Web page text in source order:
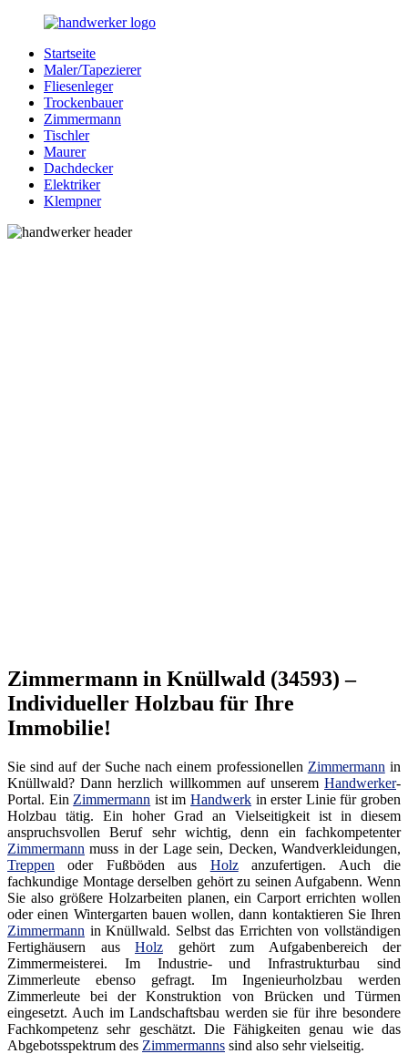
Zurück
Inhalt
Bessere-
Handwerker.de
Handwerker
Ihrer
Nähe
Startseite
Maler/Tapezierer
Fliesenleger
Trockenbauer
Zimmermann
Tischler
Maurer
Dachdecker
Elektriker
Klempner
Zimmermann in Knüllwald (34593) –
Individueller Holzbau für Ihre
Immobilie!
Sie sind auf der Suche nach einem professionellen Zimmermann in
Knüllwald? Dann herzlich willkommen auf unserem Handwerker-
Portal. Ein Zimmermann ist imHandwerk in erster Linie für groben
Holzbau tätig. Ein hoher Grad an Vielseitigkeit ist in diesem
anspruchsvollen Beruf sehr wichtig, denn ein fachkompetenter
Zimmermann muss in der Lage sein, Decken, Wandverkleidungen,
Treppen oder Fußböden aus Holzanzufertigen. Auch die
fachkundige Montage derselben gehört zu seinen Aufgabenn. Wenn
Sie also größere Holzarbeiten planen, ein Carport errichten wollen
oder einen Wintergarten bauen wollen, dann kontaktieren Sie Ihren
Zimmermann in Knüllwald. Selbst das Errichten von vollständigen
Fertighäusern aus Holz gehört zum Aufgabenbereich der
Zimmermeisterei. Im Industrie- und Infrastrukturbau sind
Zimmerleute ebenso gefragt. Im Ingenieurholzbau werden
Zimmerleute bei der Konstruktion von Brücken und Türmen
eingesetzt. Auch im Landschaftsbau werden sie für ihre besondere
Fachkompetenz sehr geschätzt. Die Fähigkeiten genau wie das
Abgebotsspektrum des Zimmermanns sind also sehr vielseitig.